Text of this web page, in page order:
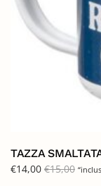
TAZZA
€14,00 €15,00